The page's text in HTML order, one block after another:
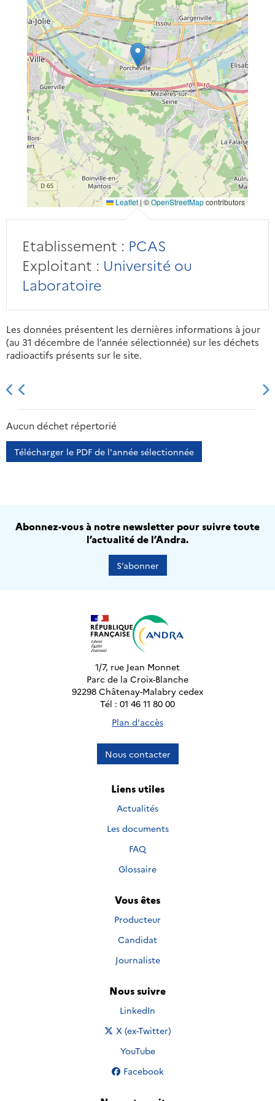
Leaflet | ©OpenStreetMapcontributors
Etablissement : PCAS
Exploitant : Université ou
Laboratoire
Les données présentent les dernières informations à jour
(au 31 décembre de l’année sélectionnée) sur les déchets
radioactifs présents sur le site.
2013 2014
Aucun déchet répertorié
Télécharger le PDF de l'année sélectionnée
Abonnez-vous à notre newsletter pour suivre toute
l’actualité de l’Andra.
S’abonner
1/7, rue Jean Monnet
Parc de la Croix-Blanche
92298 Châtenay-Malabry cedex
Tél : 01 46 11 80 00
Plan d'accès
Nous contacter
Liens utiles
Actualités
Les documents
FAQ
Glossaire
Vous êtes
Producteur
Candidat
Journaliste
Nous suivre
Nous suivre sur
LinkedIn
Nous suivre sur
X (ex-Twitter)
Nous suivre sur
YouTube
Nous suivre sur
Facebook